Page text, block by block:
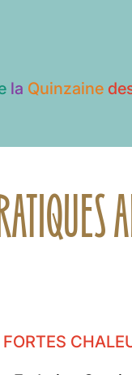
la Quinzaine